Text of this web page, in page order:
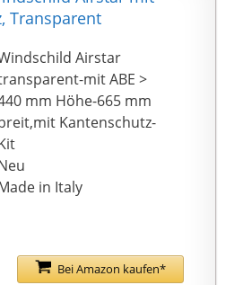
et votre
compréhension.
Transparent
Airstar
mit ABE >
mm Höhe-665 mm
Kantenschutz-
in Italy
Bei Amazon kaufen*